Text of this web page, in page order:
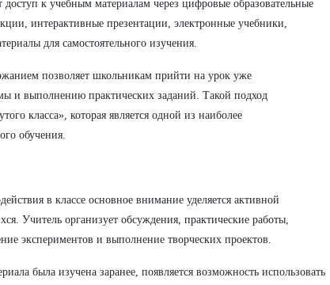
к учебным материалам через цифровые образовательные
интерактивные презентации, электронные учебники,
для самостоятельного изучения.
позволяет школьникам прийти на урок уже
и выполнению практических заданий. Такой подход
класса», которая является одной из наиболее
обучения.
в классе основное внимание уделяется активной
Учитель организует обсуждения, практические работы,
экспериментов и выполнение творческих проектов.
была изучена заранее, появляется возможность использовать